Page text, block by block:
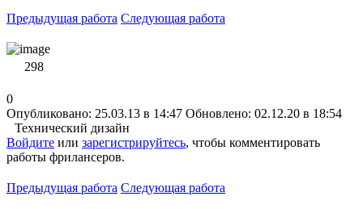
Предыдущая работа Следующая работа
298
0
Опубликовано: 25.03.13 в 14:47 Обновлено: 02.12.20 в 18:54
Технический дизайн
Войдите или зарегистрируйтесь, чтобы комментировать
работы фрилансеров.
Предыдущая работа Следующая работа